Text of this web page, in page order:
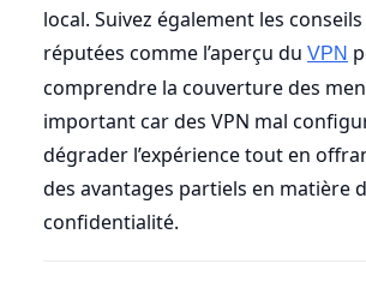
local. Suivez également les
réputées comme l’aperçu du VPN
comprendre la couverture des
important car des VPN mal
dégrader l’expérience tout en
des avantages partiels en matière
confidentialité.